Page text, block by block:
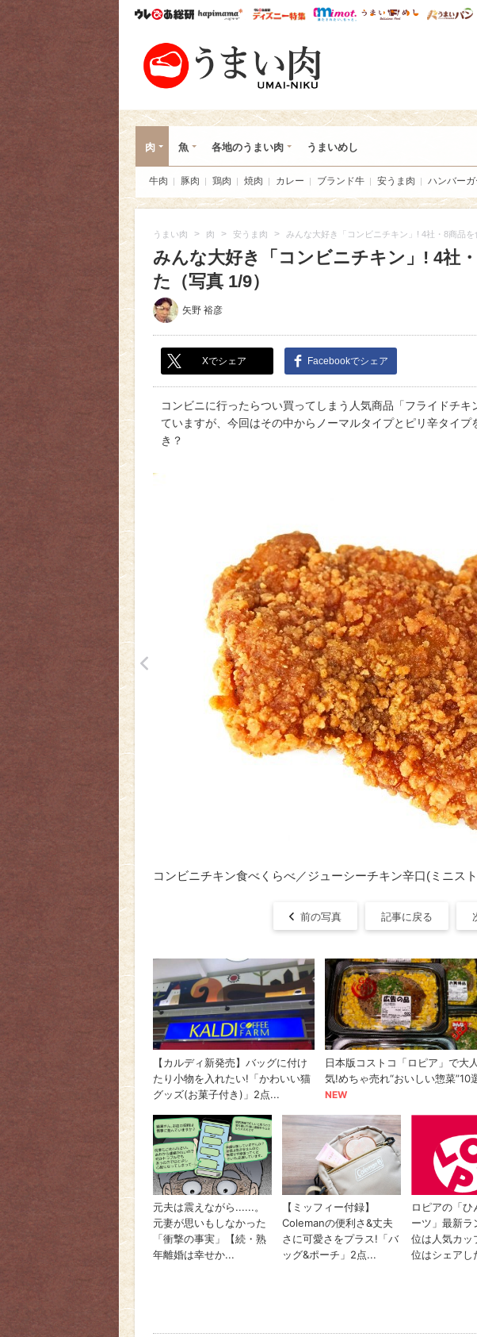
ウレぴあ総研ハピママ* ウレぴあ総研 ディズニー特集
mimot. うまいめし
肉 魚 各地のうまい肉 うまいめし
牛肉 豚肉 鶏肉 焼肉 カレー ブランド牛 安うま肉 ハンバーガ
うまい肉 > 肉 > 安うま肉 > みんな大好き「コンビニチキン」! 4社・8商品を
みんな大好き「コンビニチキン」! 4社
た（写真 1/9）
矢野 裕彦
Xでシェア Facebookでシェア
コンビニに行ったらつい買ってしまう人気商品「フライドチ
ていますが、今回はその中からノーマルタイプとピリ辛タイ
き？
コンビニチキン食べくらべ／ジューシーチキン辛口(ミニス
前の写真 記事に戻る